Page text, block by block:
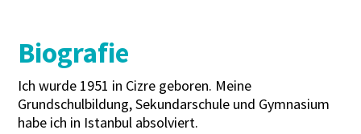
Biografie
Ich wurde 1951 in Cizre geboren. Meine
Grundschulbildung, Sekundarschule und Gymnasium
habe ich in Istanbul absolviert.